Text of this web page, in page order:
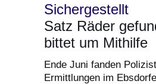
Sichergestellt
Satz Räder
bittet um Mithilfe
Ende Juni fanden
Ermittlungen im